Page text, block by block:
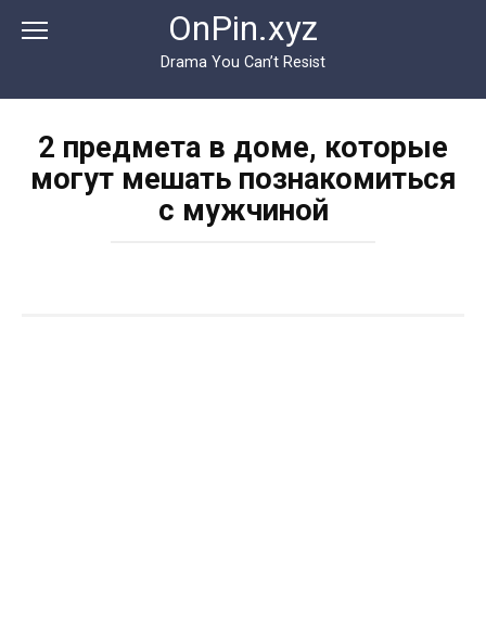
OnPin.xyz
Drama You Can’t Resist
2 предмета в доме, которые
могут мешать познакомиться
с мужчиной